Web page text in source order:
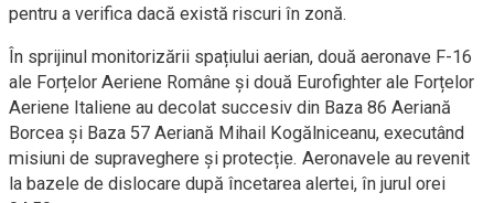
pentru a verifica dacă există riscuri în zonă.
În sprijinul monitorizării spațiului aerian, două aeronave F-16
ale Forțelor Aeriene Române și două Eurofighter ale Forțelor
Aeriene Italiene au decolat succesiv din Baza 86 Aeriană
Borcea și Baza 57 Aeriană Mihail Kogălniceanu, executând
misiuni de supraveghere și protecție. Aeronavele au revenit
la bazele de dislocare după încetarea alertei, în jurul orei